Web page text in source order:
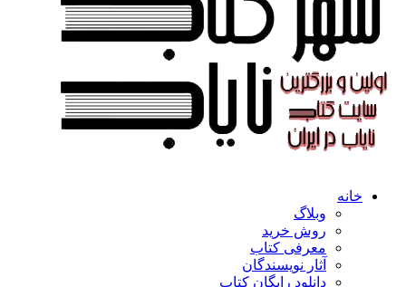
خانه
وبلاگ
روش خرید
معرفی کتاب
آثار نویسندگان
دانلود رایگان کتاب